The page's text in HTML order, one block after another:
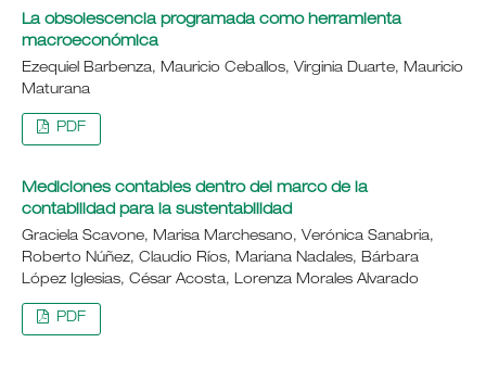
La obsolescencia programada como herramienta
macroeconómica
Ezequiel Barbenza, Mauricio Ceballos, Virginia Duarte, Mauricio
Maturana
PDF
Mediciones contables dentro del marco de la
contabilidad para la sustentabilidad
Graciela Scavone, Marisa Marchesano, Verónica Sanabria,
Roberto Núñez, Claudio Ríos, Mariana Nadales, Bárbara
López Iglesias, César Acosta, Lorenza Morales Alvarado
PDF